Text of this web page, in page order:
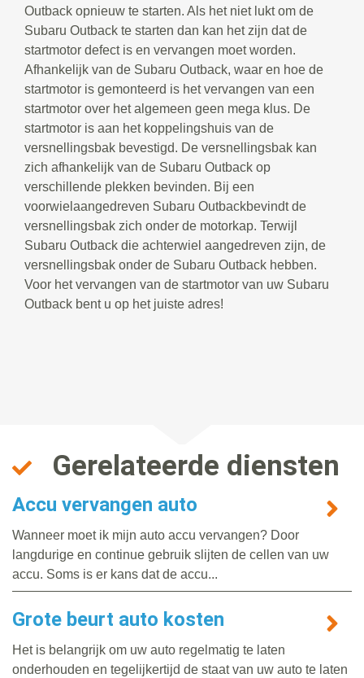
Outback opnieuw te starten. Als het niet lukt om de
Subaru Outback te starten dan kan het zijn dat de
startmotor defect is en vervangen moet worden.
Afhankelijk van de Subaru Outback, waar en hoe de
startmotor is gemonteerd is het vervangen van een
startmotor over het algemeen geen mega klus. De
startmotor is aan het koppelingshuis van de
versnellingsbak bevestigd. De versnellingsbak kan
zich afhankelijk van de Subaru Outback op
verschillende plekken bevinden. Bij een
voorwielaangedreven Subaru Outbackbevindt de
versnellingsbak zich onder de motorkap. Terwijl
Subaru Outback die achterwiel aangedreven zijn, de
versnellingsbak onder de Subaru Outback hebben.
Voor het vervangen van de startmotor van uw Subaru
Outback bent u op het juiste adres!
Gerelateerde diensten
Accu vervangen auto
Wanneer moet ik mijn auto accu vervangen? Door
langdurige en continue gebruik slijten de cellen van uw
accu. Soms is er kans dat de accu...
Grote beurt auto kosten
Het is belangrijk om uw auto regelmatig te laten
onderhouden en tegelijkertijd de staat van uw auto te laten